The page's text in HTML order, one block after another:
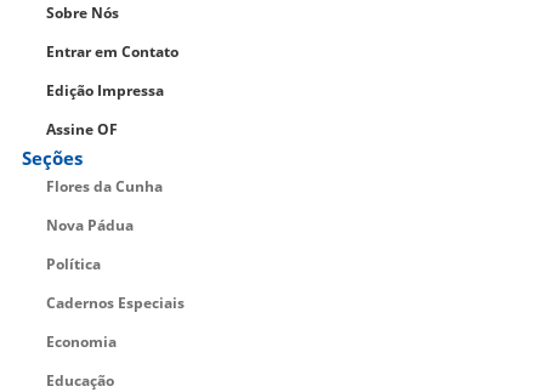
Sobre Nós
Entrar em Contato
Edição Impressa
Assine OF
Seções
Flores da Cunha
Nova Pádua
Política
Cadernos Especiais
Economia
Educação